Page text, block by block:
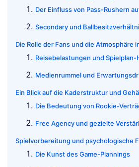
Der Einfluss von Pass-Rushern
Secondary und
Die Rolle der Fans und die Atmosphäre
Reisebelastungen und
Medienrummel und
Ein Blick auf die Kaderstruktur und
Die Bedeutung von Rookie-
Free Agency und gezielte
Spielvorbereitung und psychologische
Die Kunst des Game-Plannings